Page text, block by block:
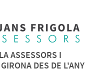
ASSESSORS I
DES DE L'ANY